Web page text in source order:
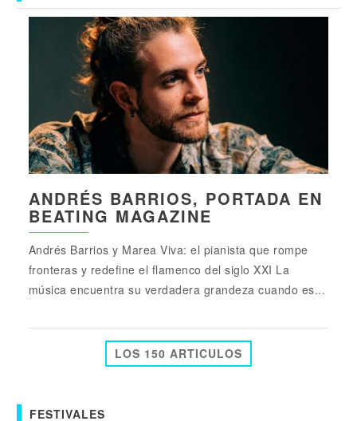
ANDRÉS BARRIOS, PORTADA EN
BEATING MAGAZINE
Andrés Barrios y Marea Viva: el pianista que rompe
fronteras y redefine el flamenco del siglo XXI La
música encuentra su verdadera grandeza cuando es...
LOS 150 ARTICULOS
FESTIVALES